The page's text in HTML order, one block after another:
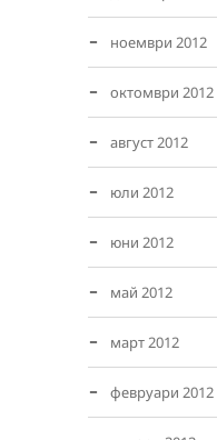
ноември 2012
октомври 2012
август 2012
юли 2012
юни 2012
май 2012
март 2012
февруари 2012